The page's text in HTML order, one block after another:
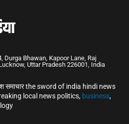
Durga Bhawan, Kapoor Lane, Raj
Uttar Pradesh 226001, India
समाचार the sword of india hindi news
local news politics, business,